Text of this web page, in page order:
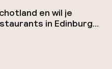
en wil je
in Edinburgh
meest iconische